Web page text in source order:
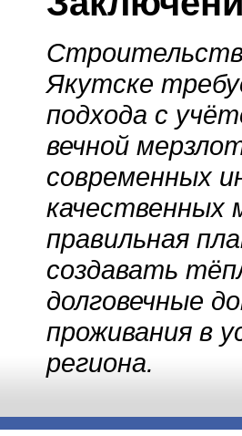
Якутске
подхода с
вечной
современных
качественных
правильная
создавать
долговечные
проживания в
региона.